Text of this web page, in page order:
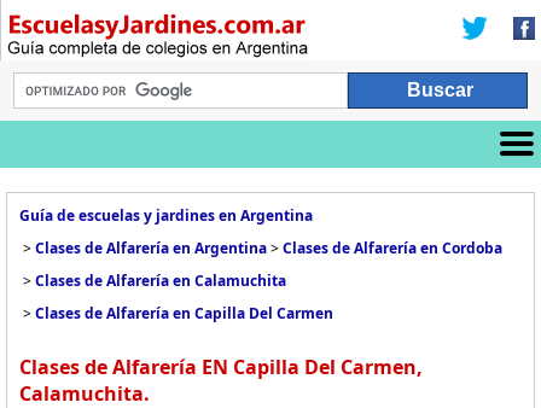
Guía de escuelas y jardines en Argentina
>Clases de Alfarería en Argentina>Clases de Alfarería en Cordoba
>Clases de Alfarería en Calamuchita
>Clases de Alfarería en Capilla Del Carmen
Clases de Alfarería EN Capilla Del Carmen,
Calamuchita.